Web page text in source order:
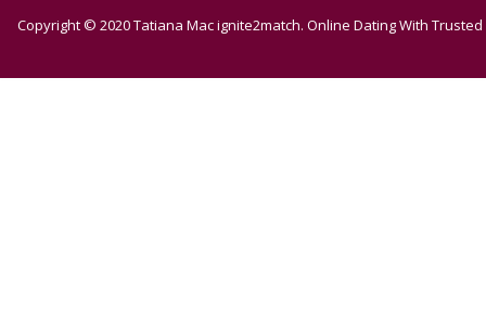
Copyright © 2020 Tatiana Mac ignite2match. Online Dating With